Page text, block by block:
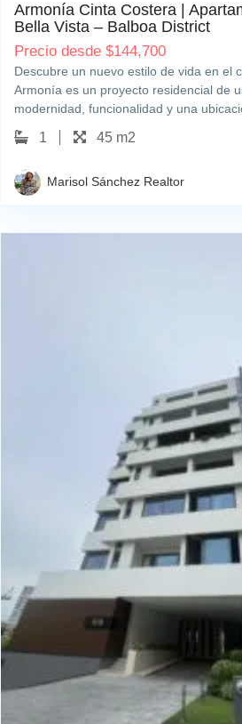
Armonía Cinta Costera |
Bella Vista – Balboa District
Precio desde $144,700
Descubre un nuevo estilo de vida en el
Armonía es un proyecto residencial de
modernidad, funcionalidad y una
de la Cinta Costera, en la prestigiosa
desarrollo ofrece apartamentos…
1 45 m2
Marisol Sánchez Realtor